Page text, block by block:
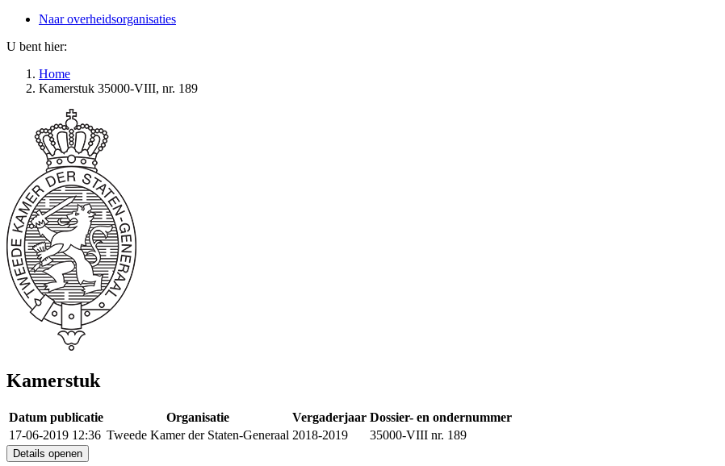
Naar overheidsorganisaties
U bent hier:
Home
Kamerstuk 35000-VIII, nr. 189
Kamerstuk
Datum publicatie Organisatie Vergaderjaar Dossier- en ondernummer
17-06-2019 12:36 Tweede Kamer der Staten-Generaal 2018-2019 35000-VIII nr. 189
Details openen